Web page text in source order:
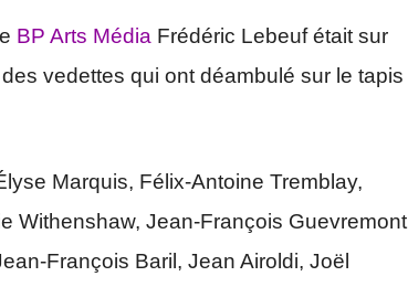
BP Arts Média Frédéric Lebeuf était sur
vedettes qui ont déambulé sur le tapis
Marquis, Félix-Antoine Tremblay,
Withenshaw, Jean-François Guevremont
François Baril, Jean Airoldi, Joël